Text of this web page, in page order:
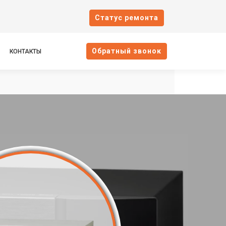
Cтатус ремонта
КОНТАКТЫ Oбратный звонок